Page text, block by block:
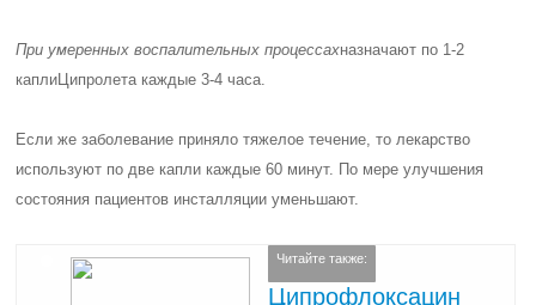
При умеренных воспалительных процессахназначают по 1-2
каплиЦипролета каждые 3-4 часа.
Если же заболевание приняло тяжелое течение, то лекарство
используют по две капли каждые 60 минут. По мере улучшения
состояния пациентов инсталляции уменьшают.
Читайте также:
Ципрофлоксацин